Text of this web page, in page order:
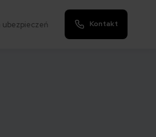
Kontakt